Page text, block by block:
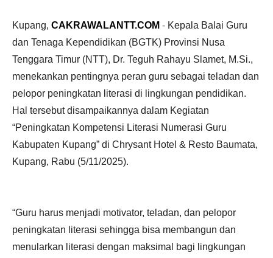
Kupang, CAKRAWALANTT.COM - Kepala Balai Guru
dan Tenaga Kependidikan (BGTK) Provinsi Nusa
Tenggara Timur (NTT), Dr. Teguh Rahayu Slamet, M.Si.,
menekankan pentingnya peran guru sebagai teladan dan
pelopor peningkatan literasi di lingkungan pendidikan.
Hal tersebut disampaikannya dalam Kegiatan
“Peningkatan Kompetensi Literasi Numerasi Guru
Kabupaten Kupang” di Chrysant Hotel & Resto Baumata,
Kupang, Rabu (5/11/2025).
“Guru harus menjadi motivator, teladan, dan pelopor
peningkatan literasi sehingga bisa membangun dan
menularkan literasi dengan maksimal bagi lingkungan